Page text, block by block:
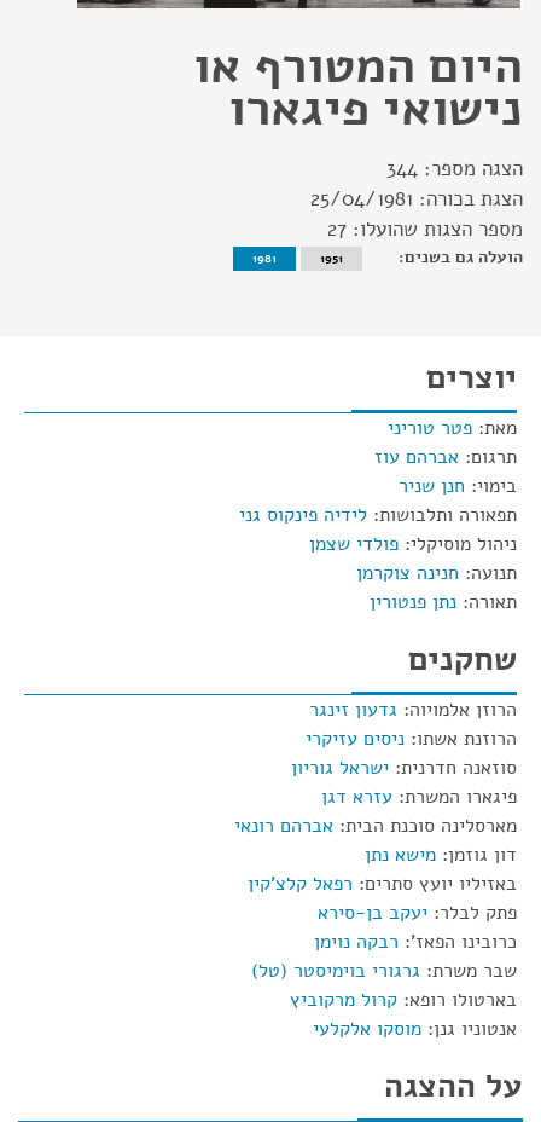
היום המטורף או
נישואי פיגארו
הצגה מספר: 344
הצגת בכורה: 25/04/1981
מספר הצגות שהועלו: 27
הועלה גם בשנים: 1951
1981
יוצרים
מאת: פטר טוריני
תרגום: אברהם עוז
בימוי: חנן שניר
תפאורה ותלבושות: לידיה פינקוס גני
ניהול מוסיקלי: פולדי שצמן
תנועה: חנינה צוקרמן
תאורה: נתן פנטורין
שחקנים
הרוזן אלמויוה: גדעון זינגר
הרוזנת אשתו: ניסים עזיקרי
סוזאנה חדרנית: ישראל גוריון
פיגארו המשרת: עזרא דגן
מארסלינה סוכנת הבית: אברהם רונאי
דון גוזמן: מישא נתן
באזיליו יועץ סתרים: רפאל קלצ'קין
פתק לבלר: יעקב בן-סירא
כרובינו הפאז': רבקה נוימן
שבר משרת: גרגורי בוימיסטר (טל)
בארטולו רופא: קרול מרקוביץ
אנטוניו גנן: מוסקו אלקלעי
על ההצגה